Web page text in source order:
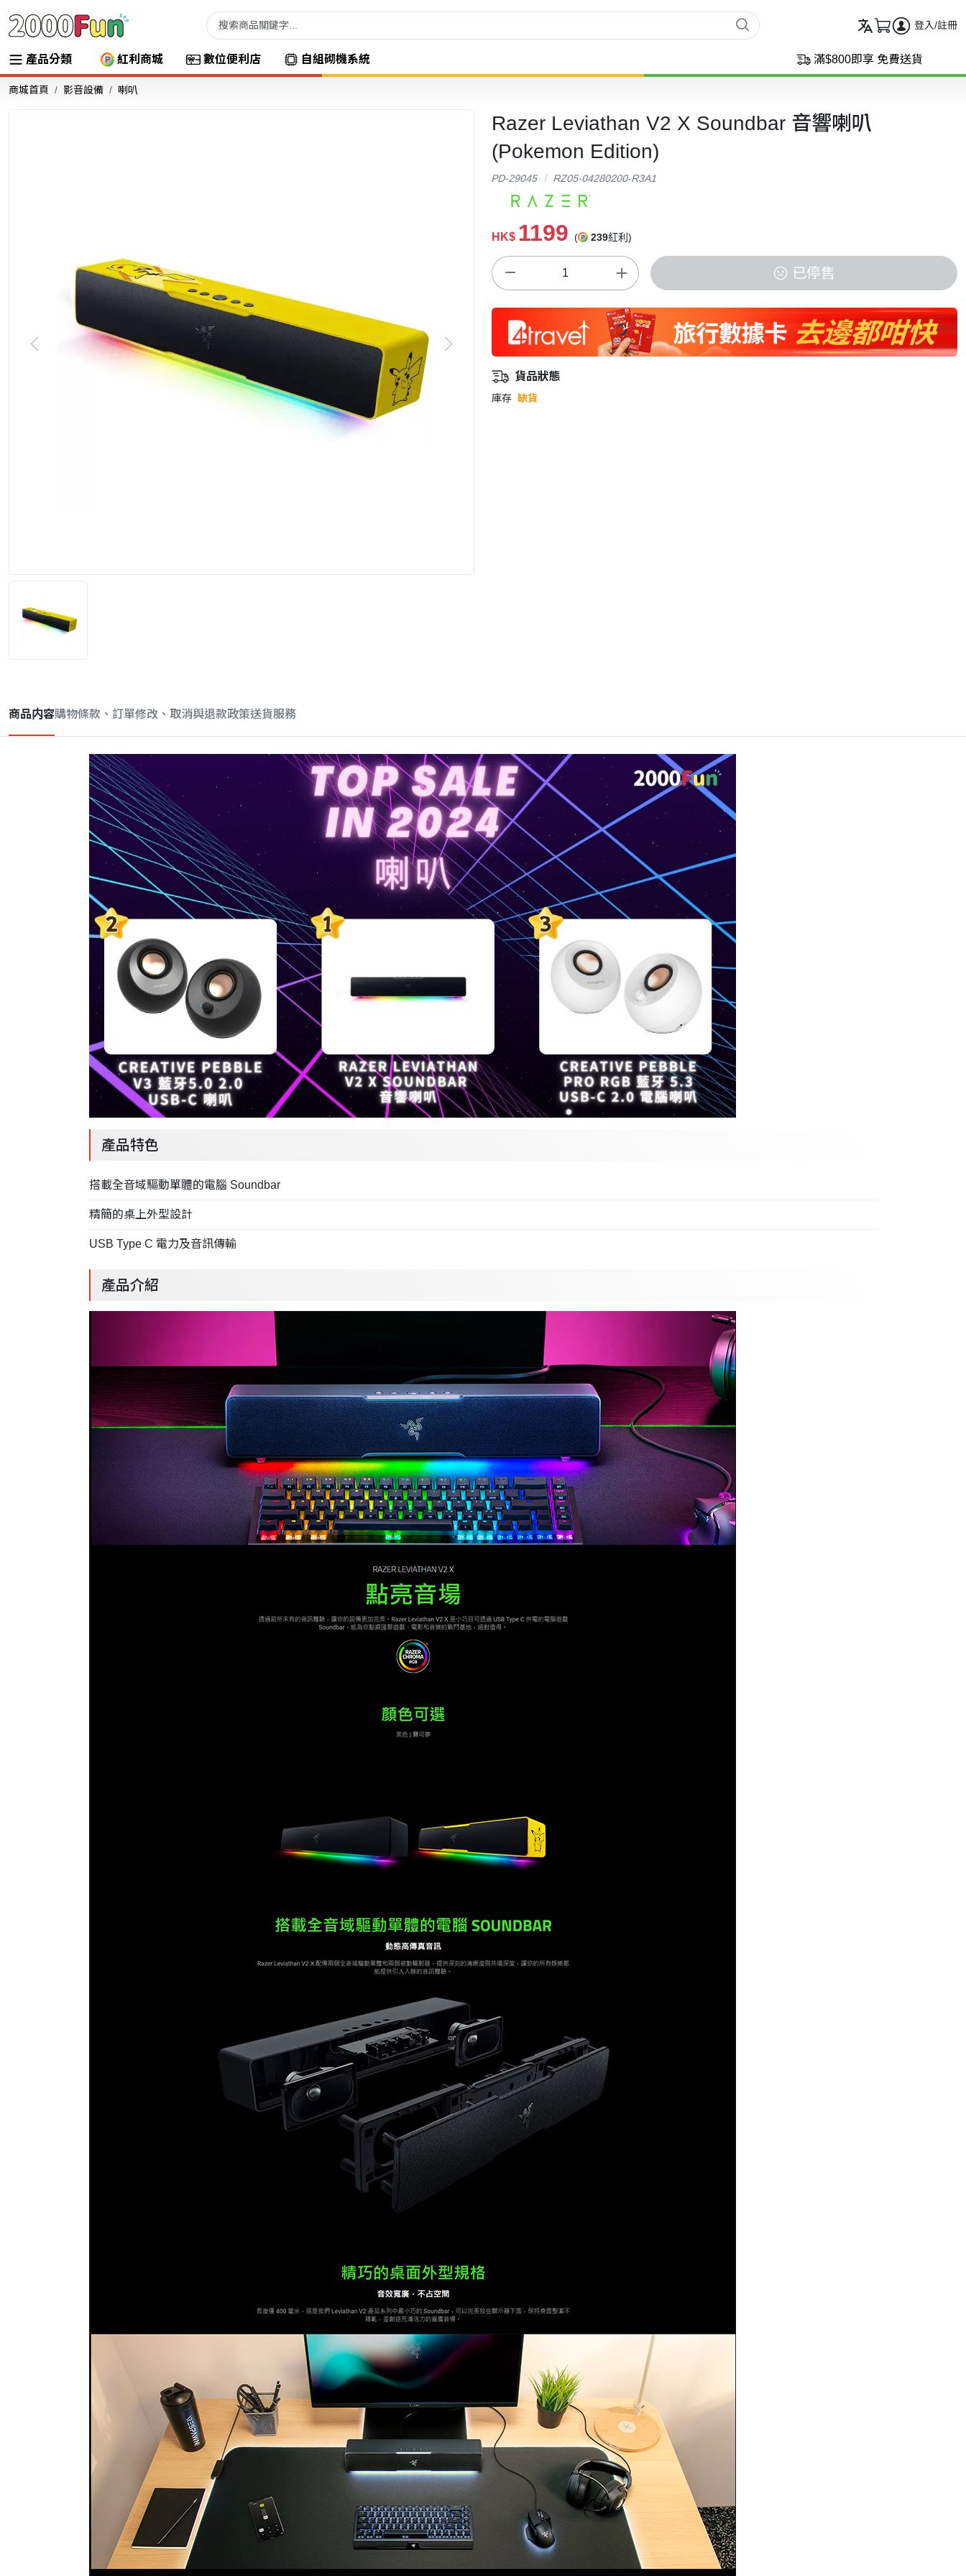
登入/註冊
產品分類 紅利商城 數位便利店 自組砌機系統 滿$800即享 免費送貨
商城首頁 影音設備 喇叭
Razer Leviathan V2 X Soundbar 音響喇叭
(Pokemon Edition)
PD-29045 RZ05-04280200-R3A1
HK$ 1199 ( 239紅利)
已停售
貨品狀態
庫存 缺貨
商品内容購物條款、訂單修改、取消與退款政策送貨服務
產品特色
搭載全音域驅動單體的電腦 Soundbar
精簡的桌上外型設計
USB Type C 電力及音訊傳輸
產品介紹